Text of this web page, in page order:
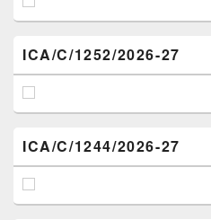
ICA/C/1252/2026-27
ICA/C/1244/2026-27